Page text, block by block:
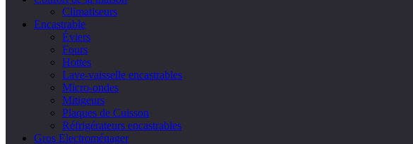
Climatiseurs
Encastrable
Éviers
Fours
Hottes
Lave-vaisselle encastrables
Micro-ondes
Mitigeurs
Plaques de Cuisson
Réfrigérateurs encastrables
Gros Electroménager